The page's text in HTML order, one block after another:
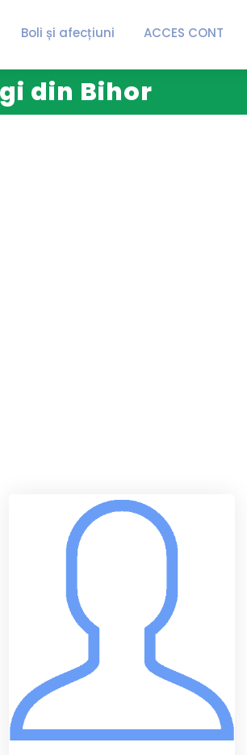
Boli și afecțiuni ACCES CONT
din Bihor